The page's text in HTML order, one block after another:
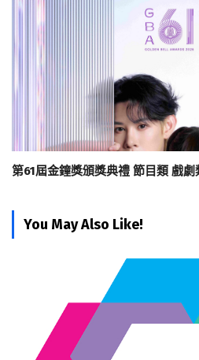
第61屆金鐘獎頒獎典禮 節目類 戲
You May Also Like!